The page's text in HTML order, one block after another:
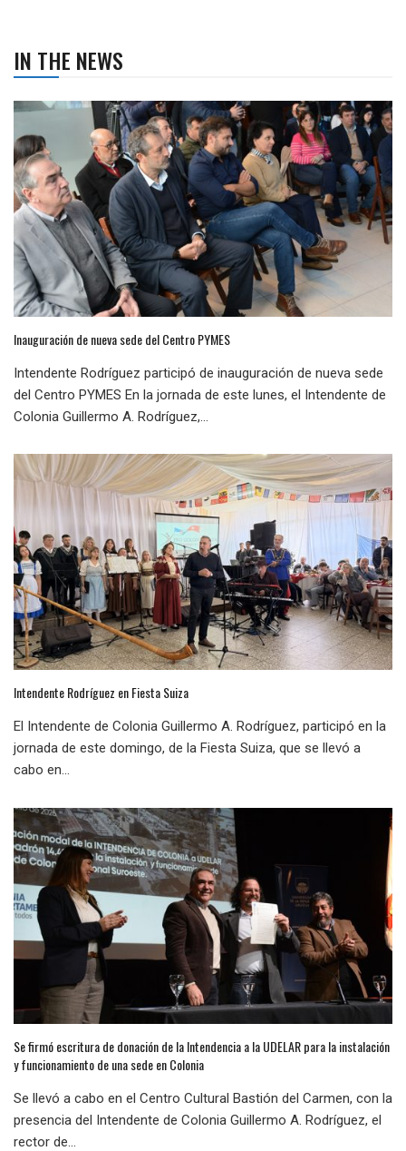
IN THE NEWS
Inauguración de nueva sede del Centro PYMES
Intendente Rodríguez participó de inauguración de nueva sede
del Centro PYMES En la jornada de este lunes, el Intendente de
Colonia Guillermo A. Rodríguez,...
Intendente Rodríguez en Fiesta Suiza
El Intendente de Colonia Guillermo A. Rodríguez, participó en la
jornada de este domingo, de la Fiesta Suiza, que se llevó a
cabo en...
Se firmó escritura de donación de la Intendencia a la UDELAR para la instalación
y funcionamiento de una sede en Colonia
Se llevó a cabo en el Centro Cultural Bastión del Carmen, con la
presencia del Intendente de Colonia Guillermo A. Rodríguez, el
rector de...